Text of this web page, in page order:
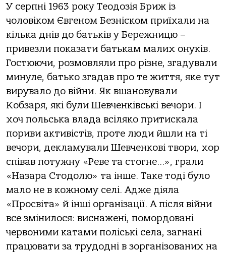
У серпні 1963 року Теодозія Бриж із
чоловіком Євгеном Безніском приїхали на
кілька днів до батьків у Бережницю –
привезли показати батькам малих онуків.
Гостюючи, розмовляли про різне, згадували
минуле, батько згадав про те життя, яке тут
вирувало до війни. Як вшановували
Кобзаря, які були Шевченківські вечори. І
хоч польська влада всіляко притискала
пориви активістів, проте люди йшли на ті
вечори, декламували Шевченкові твори, хор
співав потужну «Реве та стогне…», грали
«Назара Стодолю» та інше. Таке тоді було
мало не в кожному селі. Адже діяла
«Просвіта» й інші організації. А після війни
все змінилося: виснажені, помордовані
червоними катами поліські села, загнані
працювати за трудодні в зорганізованих на